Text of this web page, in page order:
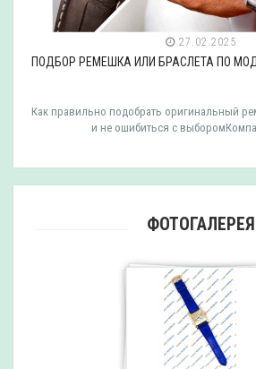
27.02.2025
ПОДБОР РЕМЕШКА ИЛИ БРАСЛЕТА ПО
Как правильно подобрать оригинальный
и не ошибиться с
ФОТОГАЛЕРЕЯ